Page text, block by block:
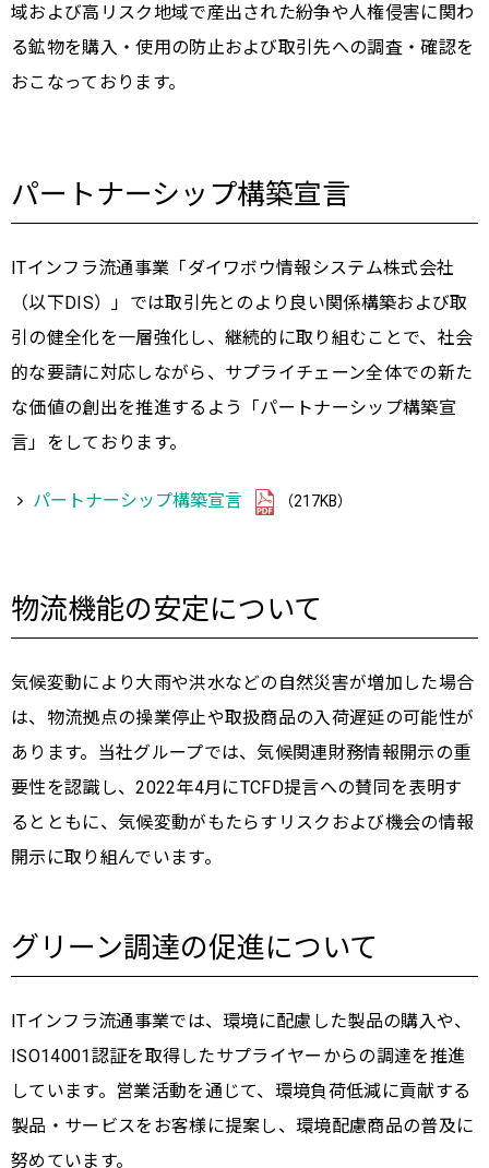
域および高リスク地域で産出された紛争や人権侵害に関わ
る鉱物を購入・使用の防止および取引先への調査・確認を
おこなっております。
パートナーシップ構築宣言
ITインフラ流通事業「ダイワボウ情報システム株式会社
（以下DIS）」では取引先とのより良い関係構築および取
引の健全化を一層強化し、継続的に取り組むことで、社会
的な要請に対応しながら、サプライチェーン全体での新た
な価値の創出を推進するよう「パートナーシップ構築宣
言」をしております。
パートナーシップ構築宣言 （217KB）
物流機能の安定について
気候変動により大雨や洪水などの自然災害が増加した場合
は、物流拠点の操業停止や取扱商品の入荷遅延の可能性が
あります。当社グループでは、気候関連財務情報開示の重
要性を認識し、2022年4月にTCFD提言への賛同を表明す
るとともに、気候変動がもたらすリスクおよび機会の情報
開示に取り組んでいます。
グリーン調達の促進について
ITインフラ流通事業では、環境に配慮した製品の購入や、
ISO14001認証を取得したサプライヤーからの調達を推進
しています。営業活動を通じて、環境負荷低減に貢献する
製品・サービスをお客様に提案し、環境配慮商品の普及に
努めています。